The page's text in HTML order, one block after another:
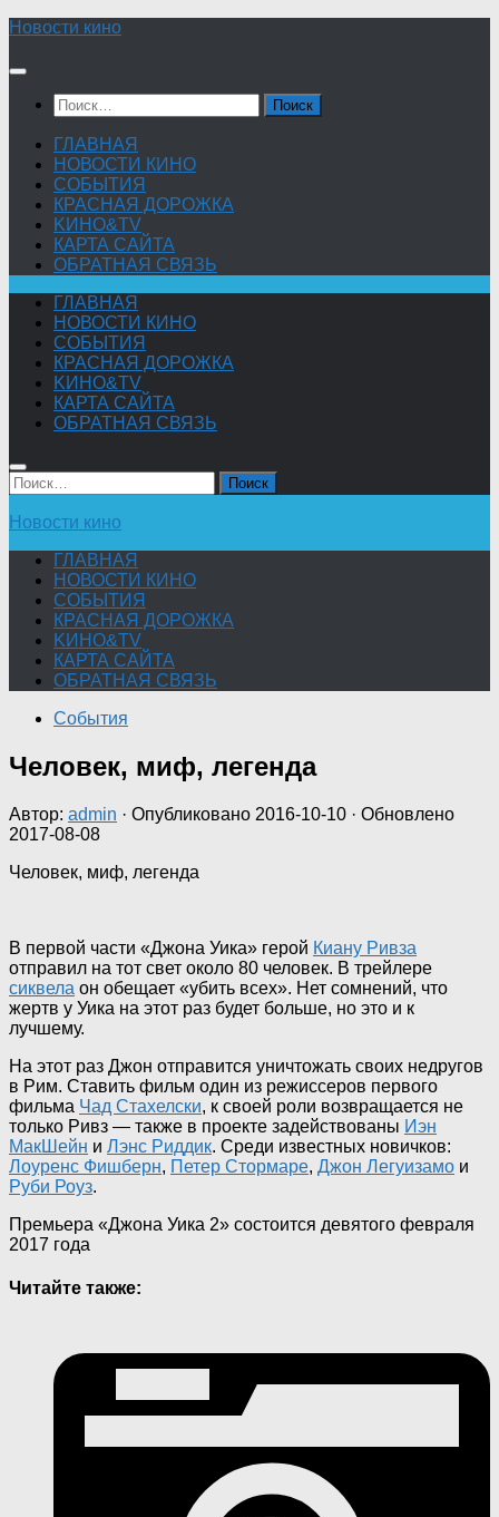
Skip
content
Новости кино
Найти:
ГЛАВНАЯ
НОВОСТИ КИНО
СОБЫТИЯ
КРАСНАЯ ДОРОЖКА
KИНО&TV
КАРТА САЙТА
ОБРАТНАЯ СВЯЗЬ
ГЛАВНАЯ
НОВОСТИ КИНО
СОБЫТИЯ
КРАСНАЯ ДОРОЖКА
KИНО&TV
КАРТА САЙТА
ОБРАТНАЯ СВЯЗЬ
Найти:
Новости кино
ГЛАВНАЯ
НОВОСТИ КИНО
СОБЫТИЯ
КРАСНАЯ ДОРОЖКА
KИНО&TV
КАРТА САЙТА
ОБРАТНАЯ СВЯЗЬ
События
Человек, миф, легенда
Автор: admin · Опубликовано 2016-10-10 · Обновлено
2017-08-08
Человек, миф, легенда
В первой части «Джона Уика» герой Киану Ривза
отправил на тот свет около 80 человек. В трейлере
сиквела он обещает «убить всех». Нет сомнений, что
жертв у Уика на этот раз будет больше, но это и к
лучшему.
На этот раз Джон отправится уничтожать своих недругов
в Рим. Ставить фильм один из режиссеров первого
фильма Чад Стахелски, к своей роли возвращается не
только Ривз — также в проекте задействованы Иэн
МакШейн и Лэнс Риддик. Среди известных новичков:
Лоуренс Фишберн, Петер Стормаре, Джон Легуизамо и
Руби Роуз.
Премьера «Джона Уика 2» состоится девятого февраля
2017 года
Читайте также: